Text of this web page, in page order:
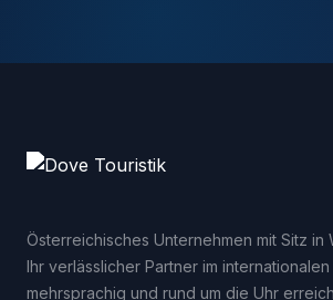
Österreichisches Unternehmen mit Sitz in
Ihr verlässlicher Partner im
mehrsprachig und rund um die Uhr